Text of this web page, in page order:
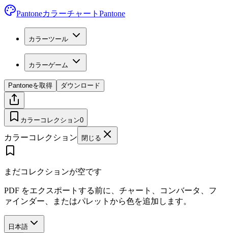
Pantoneカラーチャート Pantone
カラーツール
カラーゲーム
Pantoneを取得 ダウンロード
カラーコレクション0
カラーコレクション 閉じる
まだコレクションが空です
PDF をエクスポートする前に、チャート、コンバータ、フ
ァインダー、またはパレットから色を追加します。
日本語